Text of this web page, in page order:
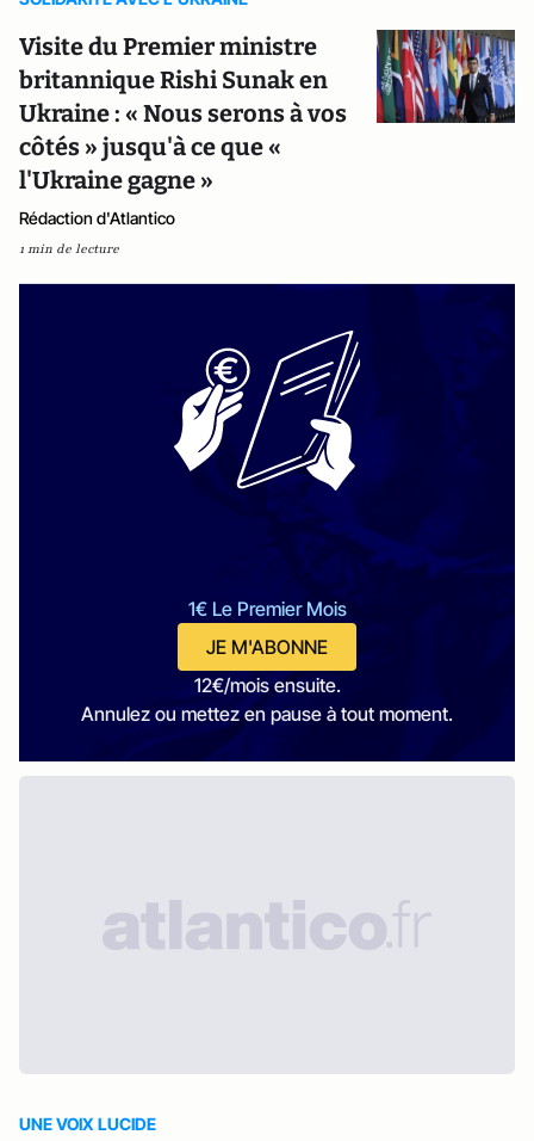
Visite du Premier ministre
britannique Rishi Sunak en
Ukraine : « Nous serons à vos
côtés » jusqu'à ce que «
l'Ukraine gagne »
Rédaction d'Atlantico
1 min de lecture
1€ Le Premier Mois
JE M'ABONNE
12€/mois ensuite.
Annulez ou mettez en pause à tout moment.
UNE VOIX LUCIDE